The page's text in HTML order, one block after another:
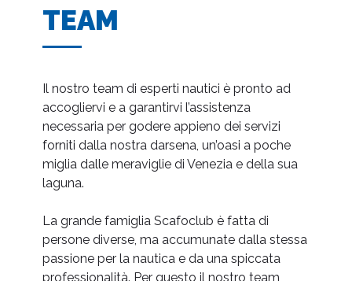
TEAM
Il nostro team di esperti nautici è pronto ad
accogliervi e a garantirvi l’assistenza
necessaria per godere appieno dei servizi
forniti dalla nostra darsena, un’oasi a poche
miglia dalle meraviglie di Venezia e della sua
laguna.
La grande famiglia Scafoclub è fatta di
persone diverse, ma accumunate dalla stessa
passione per la nautica e da una spiccata
professionalità. Per questo il nostro team